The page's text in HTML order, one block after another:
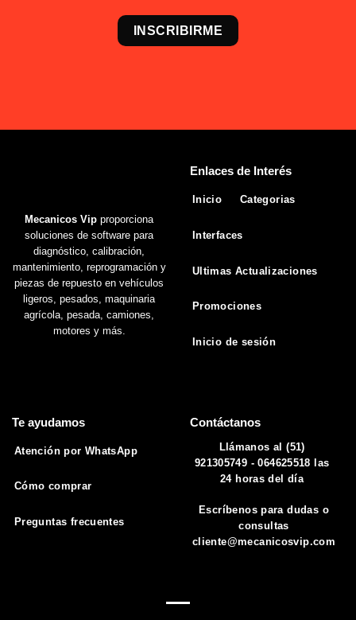
INSCRIBIRME
Mecanicos Vip proporciona
soluciones de software para
diagnóstico, calibración,
mantenimiento, reprogramación y
piezas de repuesto en vehículos
ligeros, pesados, maquinaria
agrícola, pesada, camiones,
motores y más.
Enlaces de Interés
Inicio Categorias
Interfaces
Ultimas Actualizaciones
Promociones
Inicio de sesión
Te ayudamos
Atención por WhatsApp
Cómo comprar
Preguntas frecuentes
Contáctanos
Llámanos al (51)
921305749 - 064625518 las
24 horas del día
Escríbenos para dudas o
consultas
cliente@mecanicosvip.com